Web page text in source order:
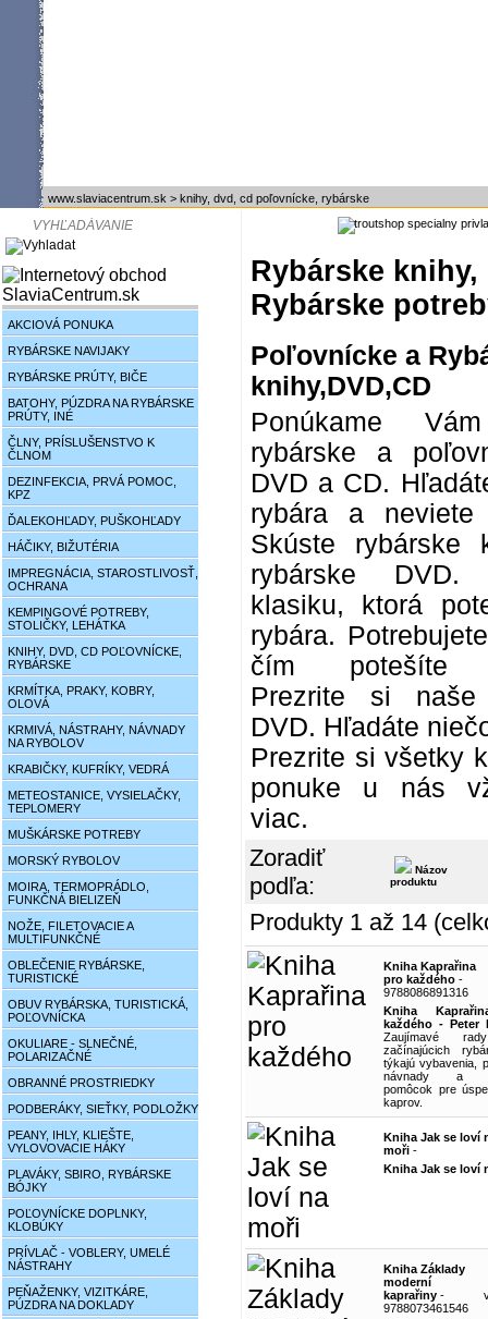
www.slaviacentrum.sk > knihy, dvd, cd poľovnícke, rybárske
AKCIOVÁ PONUKA
RYBÁRSKE NAVIJAKY
RYBÁRSKE PRÚTY, BIČE
BATOHY, PÚZDRA NA RYBÁRSKE
PRÚTY, INÉ
ČLNY, PRÍSLUŠENSTVO K
ČLNOM
DEZINFEKCIA, PRVÁ POMOC,
KPZ
ĎALEKOHĽADY, PUŠKOHĽADY
HÁČIKY, BIŽUTÉRIA
IMPREGNÁCIA, STAROSTLIVOSŤ,
OCHRANA
KEMPINGOVÉ POTREBY,
STOLIČKY, LEHÁTKA
KNIHY, DVD, CD POĽOVNÍCKE,
RYBÁRSKE
KRMÍTKA, PRAKY, KOBRY,
OLOVÁ
KRMIVÁ, NÁSTRAHY, NÁVNADY
NA RYBOLOV
KRABIČKY, KUFRÍKY, VEDRÁ
METEOSTANICE, VYSIELAČKY,
TEPLOMERY
MUŠKÁRSKE POTREBY
MORSKÝ RYBOLOV
MOIRA, TERMOPRÁDLO,
FUNKČNÁ BIELIZEŇ
NOŽE, FILETOVACIE A
MULTIFUNKČNÉ
OBLEČENIE RYBÁRSKE,
TURISTICKÉ
OBUV RYBÁRSKA, TURISTICKÁ,
POĽOVNÍCKA
OKULIARE - SLNEČNÉ,
POLARIZAČNÉ
OBRANNÉ PROSTRIEDKY
PODBERÁKY, SIEŤKY, PODLOŽKY
PEANY, IHLY, KLIEŠTE,
VYLOVOVACIE HÁKY
PLAVÁKY, SBIRO, RYBÁRSKE
BÓJKY
POĽOVNÍCKE DOPLNKY,
KLOBÚKY
PRÍVLAČ - VOBLERY, UMELÉ
NÁSTRAHY
PEŇAŽENKY, VIZITKÁRE,
PÚZDRA NA DOKLADY
Rybárske
Rybárske
Poľovnícke a
knihy,DVD,CD
Ponúkame
rybárske a
DVD a CD.
rybára a
Skúste rybárske
rybárske DVD.
klasiku, ktorá
rybára.
čím potešíte
Prezrite si naše
DVD. Hľadáte
Prezrite si všetky
ponuke u nás
viac.
Zoradiť
podľa:
Názov
produktu
Produkty 1 až 14
Kniha Kaprařina
pro každého -
9788086891316
Kniha
každého - Peter
Zaujímavé
začínajúcich
týkajú vybavenia,
návnady a
pomôcok pre
kaprov.
Kniha Jak se loví
moři -
Kniha Jak se loví
Kniha Základy
moderní
kaprařiny -
9788073461546